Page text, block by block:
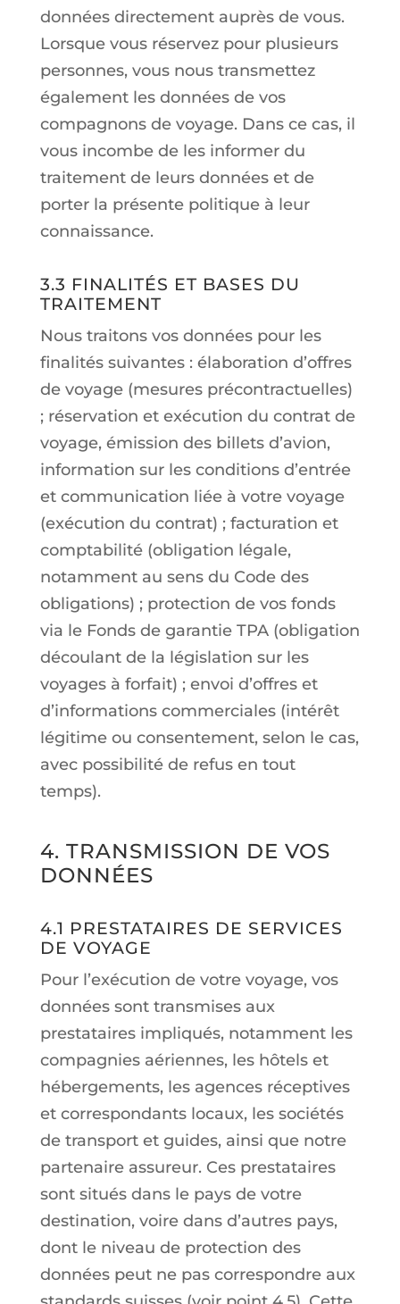
données directement auprès de vous.
Lorsque vous réservez pour plusieurs
personnes, vous nous transmettez
également les données de vos
compagnons de voyage. Dans ce cas, il
vous incombe de les informer du
traitement de leurs données et de
porter la présente politique à leur
connaissance.
3.3 FINALITÉS ET BASES DU
TRAITEMENT
Nous traitons vos données pour les
finalités suivantes : élaboration d’offres
de voyage (mesures précontractuelles)
; réservation et exécution du contrat de
voyage, émission des billets d’avion,
information sur les conditions d’entrée
et communication liée à votre voyage
(exécution du contrat) ; facturation et
comptabilité (obligation légale,
notamment au sens du Code des
obligations) ; protection de vos fonds
via le Fonds de garantie TPA (obligation
découlant de la législation sur les
voyages à forfait) ; envoi d’offres et
d’informations commerciales (intérêt
légitime ou consentement, selon le cas,
avec possibilité de refus en tout
temps).
4. TRANSMISSION DE VOS
DONNÉES
4.1 PRESTATAIRES DE SERVICES
DE VOYAGE
Pour l’exécution de votre voyage, vos
données sont transmises aux
prestataires impliqués, notamment les
compagnies aériennes, les hôtels et
hébergements, les agences réceptives
et correspondants locaux, les sociétés
de transport et guides, ainsi que notre
partenaire assureur. Ces prestataires
sont situés dans le pays de votre
destination, voire dans d’autres pays,
dont le niveau de protection des
données peut ne pas correspondre aux